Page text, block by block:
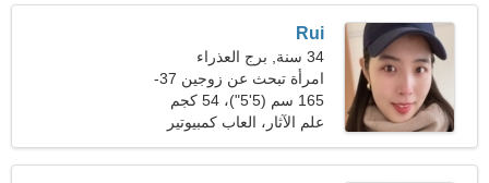
Rui
34 سنة, برج العذراء
امرأة تبحث عن زوجين 37-
46
165 سم (5'5")، 54 كجم
(119 رطلا)
علم الآثار، العاب كمبيوتير